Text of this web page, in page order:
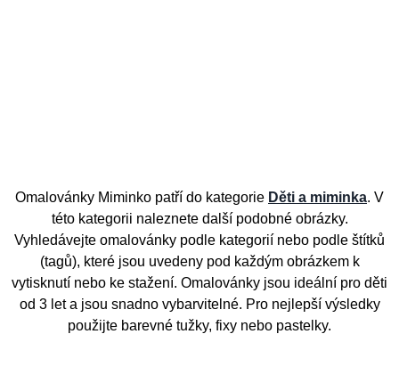
Omalovánky Miminko patří do kategorie Děti a miminka. V
této kategorii naleznete další podobné obrázky.
Vyhledávejte omalovánky podle kategorií nebo podle štítků
(tagů), které jsou uvedeny pod každým obrázkem k
vytisknutí nebo ke stažení. Omalovánky jsou ideální pro děti
od 3 let a jsou snadno vybarvitelné. Pro nejlepší výsledky
použijte barevné tužky, fixy nebo pastelky.